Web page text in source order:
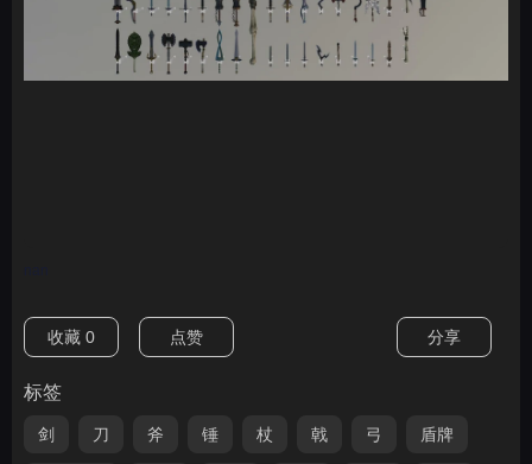
收藏 0 点赞 分享
标签
剑 刀 斧 锤 杖 戟 弓 盾牌